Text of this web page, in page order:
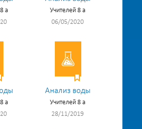
а
Учителей 8 а
06/05/2020
а
Анализ воды
Учителей 8 а
28/11/2019